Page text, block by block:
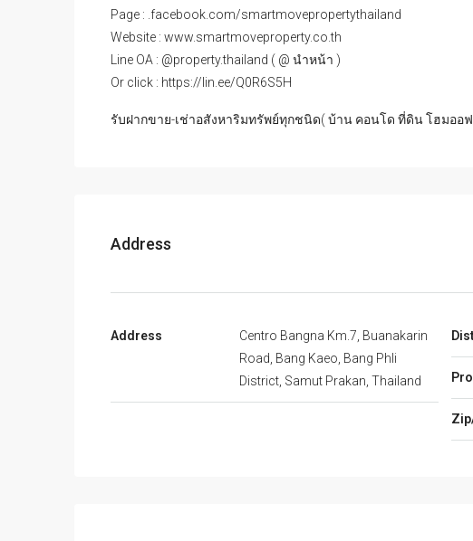
Page : .facebook.com/smartmovepropertythailand
Website : www.smartmoveproperty.co.th
Line OA : @property.thailand ( @ นำหน้า )
Or click : https://lin.ee/Q0R6S5H
รับฝากขาย-เช่าอสังหาริมทรัพย์ทุกชนิด( บ้าน คอนโด ที่ดิน โฮมออ
Address
Address
Centro Bangna Km.7, Buanakarin
Road, Bang Kaeo, Bang Phli
District, Samut Prakan, Thailand